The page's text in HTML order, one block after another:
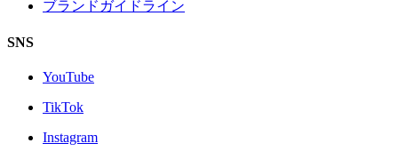
ブランドガイドライン
SNS
YouTube
TikTok
Instagram